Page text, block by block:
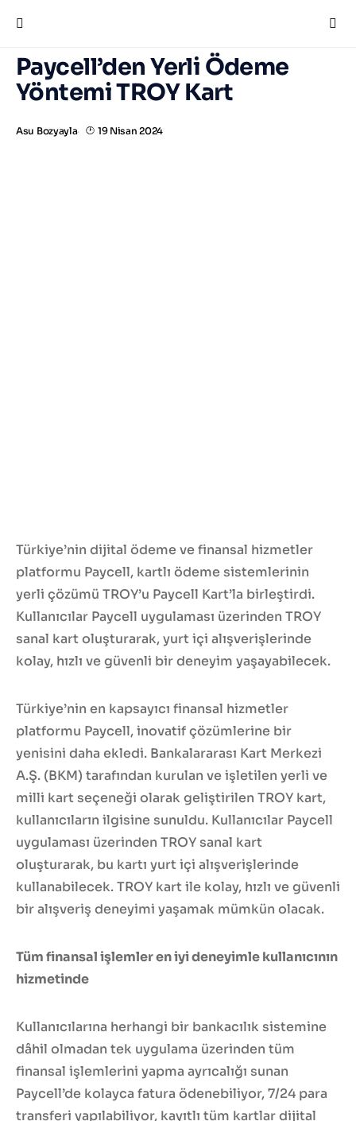
Paycell’den Yerli Ödeme
Yöntemi TROY Kart
Asu Bozyayla 19 Nisan 2024
Türkiye’nin dijital ödeme ve finansal hizmetler
platformu Paycell, kartlı ödeme sistemlerinin
yerli çözümü TROY’u Paycell Kart’la birleştirdi.
Kullanıcılar Paycell uygulaması üzerinden TROY
sanal kart oluşturarak, yurt içi alışverişlerinde
kolay, hızlı ve güvenli bir deneyim yaşayabilecek.
Türkiye’nin en kapsayıcı finansal hizmetler
platformu Paycell, inovatif çözümlerine bir
yenisini daha ekledi. Bankalararası Kart Merkezi
A.Ş. (BKM) tarafından kurulan ve işletilen yerli ve
milli kart seçeneği olarak geliştirilen TROY kart,
kullanıcıların ilgisine sunuldu. Kullanıcılar Paycell
uygulaması üzerinden TROY sanal kart
oluşturarak, bu kartı yurt içi alışverişlerinde
kullanabilecek. TROY kart ile kolay, hızlı ve güvenli
bir alışveriş deneyimi yaşamak mümkün olacak.
Tüm finansal işlemler en iyi deneyimle kullanıcının
hizmetinde
Kullanıcılarına herhangi bir bankacılık sistemine
dâhil olmadan tek uygulama üzerinden tüm
finansal işlemlerini yapma ayrıcalığı sunan
Paycell’de kolayca fatura ödenebiliyor, 7/24 para
transferi yapılabiliyor, kayıtlı tüm kartlar dijital